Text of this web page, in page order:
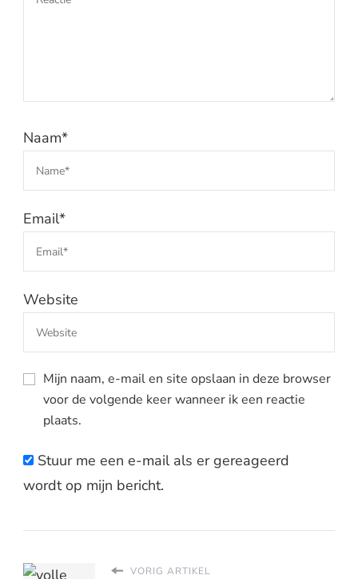
Naam*
Email*
Website
Mijn naam, e-mail en site opslaan in deze browser
voor de volgende keer wanneer ik een reactie
plaats.
Stuur me een e-mail als er gereageerd
wordt op mijn bericht.
VORIG ARTIKEL